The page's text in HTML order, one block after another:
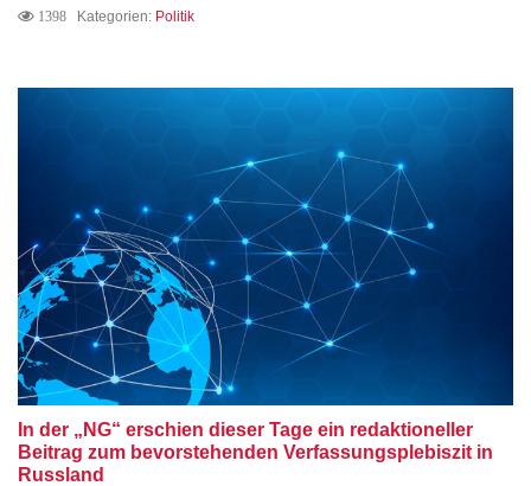
1398 Kategorien: Politik
In der „NG“ erschien dieser Tage ein redaktioneller
Beitrag zum bevorstehenden Verfassungsplebiszit in
Russland